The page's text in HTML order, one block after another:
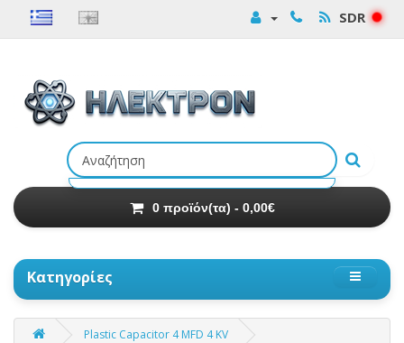
SDR
0 προϊόν(τα) - 0,00€
Κατηγορίες
Plastic Capacitor 4 MFD 4 KV